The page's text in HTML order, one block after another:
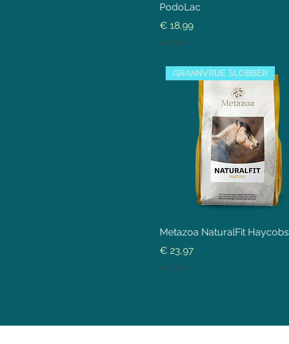
PodoLac
Prijs
€ 18,99
incl.Btw
GRAANVRIJE SLOBBER
Metazoa NaturalFit Haycobs
Prijs
€ 23,97
incl.Btw